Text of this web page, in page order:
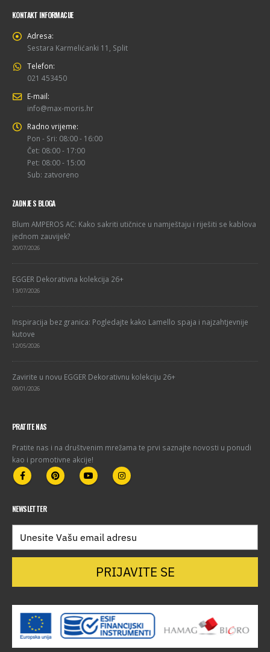
KONTAKT INFORMACIJE
Adresa:
Sestara Karmelićanki 11, Split
Telefon:
021 453450
E-mail:
info@max-moris.hr
Radno vrijeme:
Pon - Sri: 08:00 - 16:00
Čet: 08:00 - 17:00
Pet: 08:00 - 15:00
Sub: zatvoreno
ZADNJE S BLOGA
Blum AMPEROS AC: Kako sakriti utičnice u namještaju i riješiti se kablova
jednom zauvijek?
20/07/2026
EGGER Dekorativna kolekcija 26+
13/07/2026
Inspiracija bez granica: Pogledajte kako Lamello spaja i najzahtjevnije
kutove
12/05/2026
Zavirite u novu EGGER Dekorativnu kolekciju 26+
09/01/2026
PRATITE NAS
Pratite nas i na društvenim mrežama te prvi saznajte novosti u ponudi
kao i promotivne akcije!
NEWSLETTER
PRIJAVITE SE